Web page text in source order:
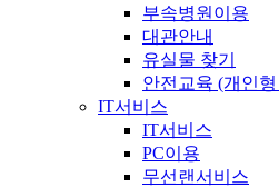
부속병원이용
대관안내
유실물 찾기
안전교육 (개인
IT서비스
IT서비스
PC이용
무선랜서비스